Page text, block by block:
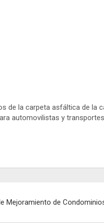
de la carpeta asfáltica de la
automovilistas y
Mejoramiento de